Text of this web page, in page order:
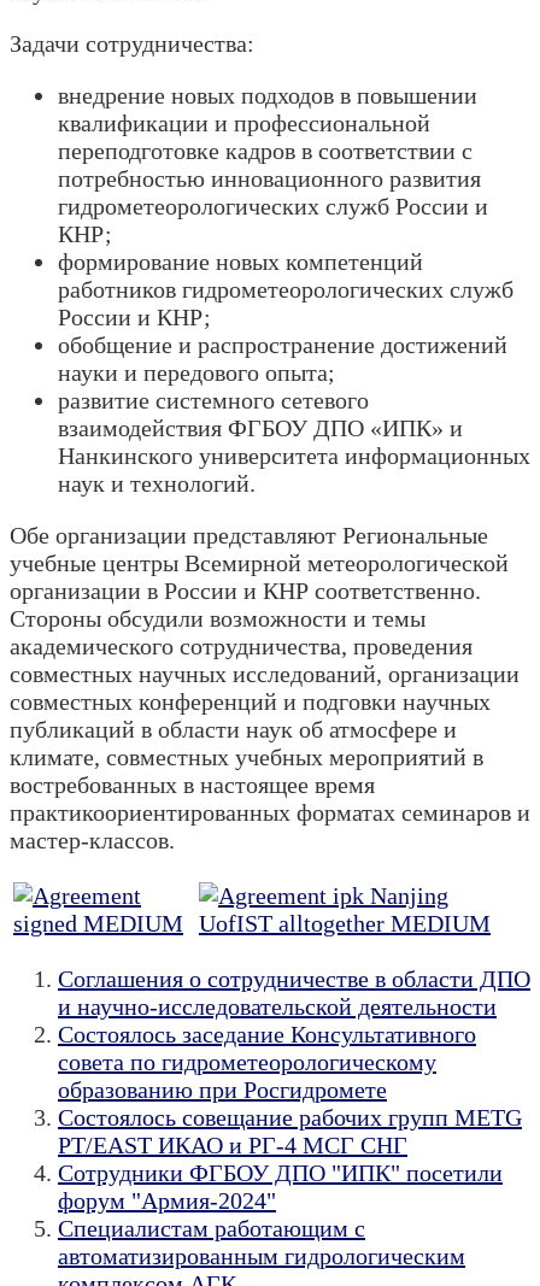
Задачи сотрудничества:
внедрение новых подходов в повышении
квалификации и профессиональной
переподготовке кадров в соответствии с
потребностью инновационного развития
гидрометеорологических служб России и
КНР;
формирование новых компетенций
работников гидрометеорологических служб
России и КНР;
обобщение и распространение достижений
науки и передового опыта;
развитие системного сетевого
взаимодействия ФГБОУ ДПО «ИПК» и
Нанкинского университета информационных
наук и технологий.
Обе организации представляют Региональные
учебные центры Всемирной метеорологической
организации в России и КНР соответственно.
Стороны обсудили возможности и темы
академического сотрудничества, проведения
совместных научных исследований, организации
совместных конференций и подговки научных
публикаций в области наук об атмосфере и
климате, совместных учебных мероприятий в
востребованных в настоящее время
практикоориентированных форматах семинаров и
мастер-классов.
Соглашения о сотрудничестве в области ДПО
и научно-исследовательской деятельности
Состоялось заседание Консультативного
совета по гидрометеорологическому
образованию при Росгидромете
Состоялось совещание рабочих групп METG
PT/EAST ИКАО и РГ-4 МСГ СНГ
Сотрудники ФГБОУ ДПО "ИПК" посетили
форум "Армия-2024"
Специалистам работающим с
автоматизированным гидрологическим